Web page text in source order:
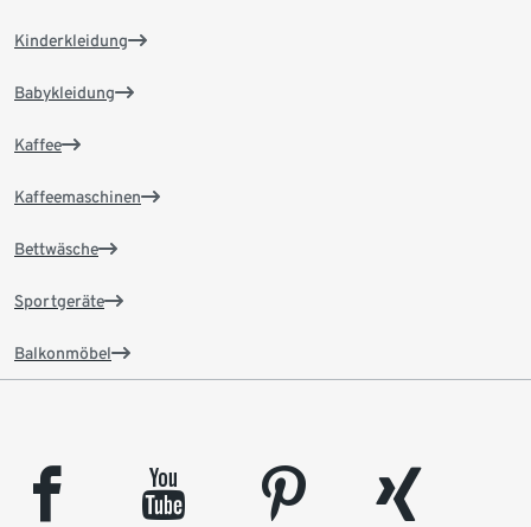
Kinderkleidung
Babykleidung
Kaffee
Kaffeemaschinen
Bettwäsche
Sportgeräte
Balkonmöbel
facebook youtube pinterest
xing